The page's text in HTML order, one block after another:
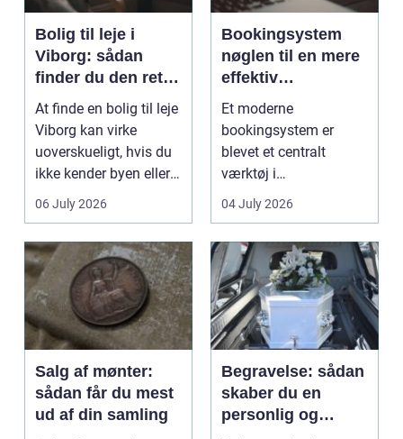
Bolig til leje i
Viborg: sådan
finder du den rette
lejlighed
At finde en bolig til leje
Viborg kan virke
uoverskueligt, hvis du
ikke kender byen eller
det lokale...
06 July 2026
Bookingsystem
nøglen til en mere
effektiv
klinikhverdag
Et moderne
bookingsystem er
blevet et centralt
værktøj i
sundhedssektoren.
Klinikker, praksis og
beh...
04 July 2026
Salg af mønter:
sådan får du mest
ud af din samling
Begravelse: sådan
skaber du en
personlig og